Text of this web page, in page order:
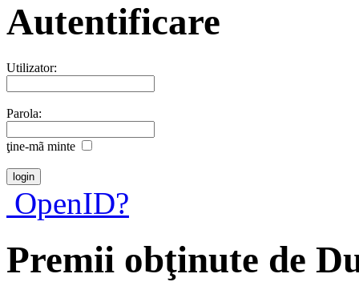
Autentificare
Utilizator:
Parola:
ţine-mã minte
OpenID?
Premii obţinute de